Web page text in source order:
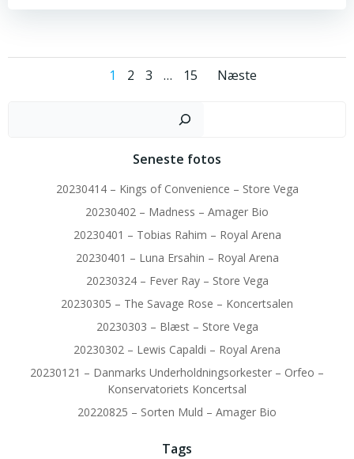
Posts
navigation
Page
1 Page
2 Page
3 … Page
15
Posts
Næste
Seneste fotos
20230414 – Kings of Convenience – Store Vega
20230402 – Madness – Amager Bio
20230401 – Tobias Rahim – Royal Arena
20230401 – Luna Ersahin – Royal Arena
20230324 – Fever Ray – Store Vega
20230305 – The Savage Rose – Koncertsalen
20230303 – Blæst – Store Vega
20230302 – Lewis Capaldi – Royal Arena
20230121 – Danmarks Underholdningsorkester – Orfeo –
Konservatoriets Koncertsal
20220825 – Sorten Muld – Amager Bio
Tags